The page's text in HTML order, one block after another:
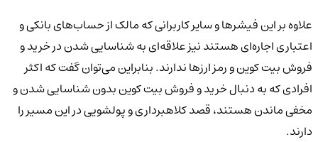
علاوه بر این فیشرها و سایر کاربرانی که مالک از حساب‌های بانکی و
اعتباری اجاره‌ای هستند نیز علاقه‌ای به شناسایی شدن در خرید و
فروش بیت کوین و رمز ارزها ندارند. بنابراین می‌توان گفت که اکثر
افرادی که به دنبال خرید و فروش بیت کوین بدون شناسایی شدن و
مخفی ماندن هستند، قصد کلاهبرداری و پولشویی در این مسیر را
دارند.